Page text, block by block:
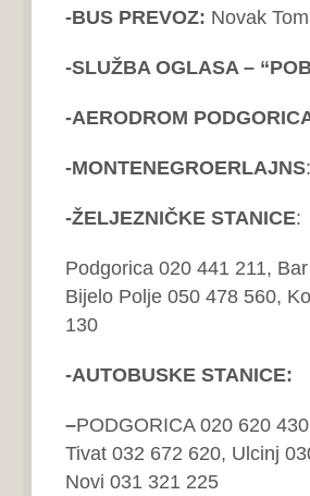
-BUS PREVOZ: Novak
-SLUŽBA OGLASA –
-AERODROM
-MONTENEGROERLAJNS
-ŽELJEZNIČKE STANICE:
Podgorica 020 441 211,
Bijelo Polje 050 478 560,
130
-AUTOBUSKE STANICE:
–PODGORICA 020 620
Tivat 032 672 620, Ulcinj
Novi 031 321 225